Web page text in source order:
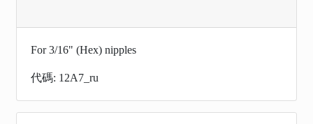
For 3/16" (Hex) nipples
代碼: 12A7_ru